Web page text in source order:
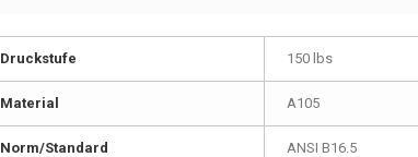
Druckstufe 150 lbs
Material A105
Norm/Standard ANSI B16.5